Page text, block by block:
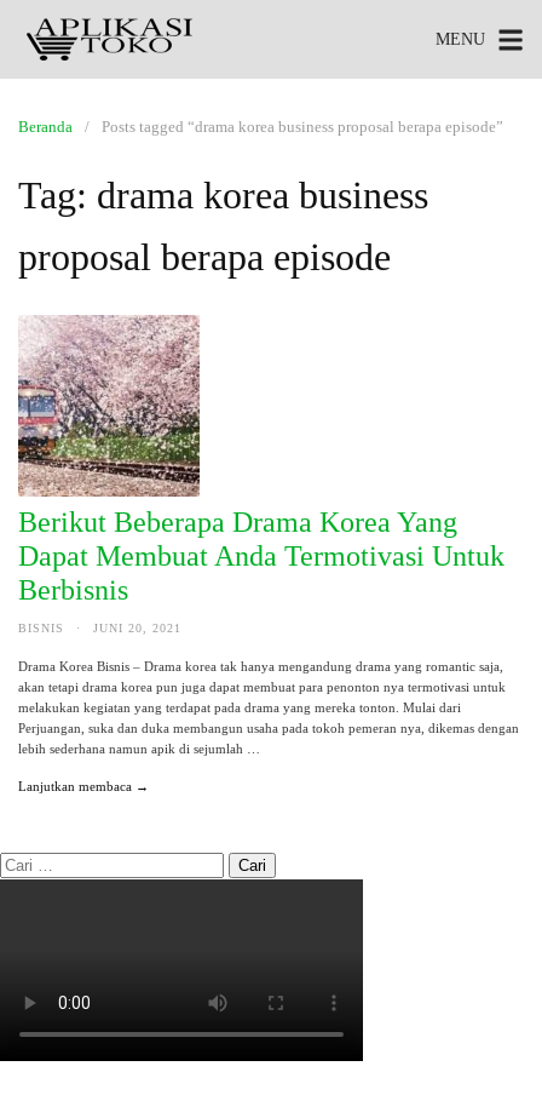
MENU
Beranda Posts tagged “drama korea business proposal berapa episode”
Tag: drama korea business
proposal berapa episode
Berikut Beberapa Drama Korea Yang
Dapat Membuat Anda Termotivasi Untuk
Berbisnis
BISNIS · JUNI 20, 2021
Drama Korea Bisnis – Drama korea tak hanya mengandung drama yang romantic saja,
akan tetapi drama korea pun juga dapat membuat para penonton nya termotivasi untuk
melakukan kegiatan yang terdapat pada drama yang mereka tonton. Mulai dari
Perjuangan, suka dan duka membangun usaha pada tokoh pemeran nya, dikemas dengan
lebih sederhana namun apik di sejumlah …
Lanjutkan membaca →